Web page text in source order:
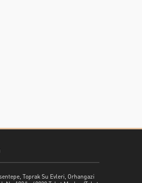
Toprak Su Evleri, Orhangazi